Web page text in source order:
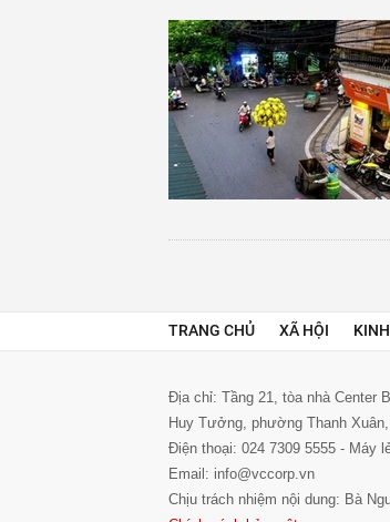
TRANG CHỦ XÃ HỘI
Địa chỉ: Tầng 21, tòa nhà Center
Huy Tưởng, phường Thanh
Điện thoại: 024 7309 5555 - Máy
Email: info@vccorp.vn
Chịu trách nhiệm nội dung: Bà